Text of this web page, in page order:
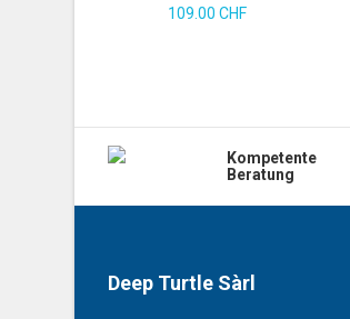
109.00 CHF
Kompetente
Beratung
Deep Turtle Sàrl